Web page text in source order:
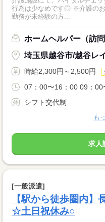
行為は少なめです◎ ※介護のお仕事ではありません ※介護施設での
勤務が未経験の方...
ホームヘルパー（訪問
埼玉県越谷市/越谷レ
時給2,300円～2,500円
07：00〜16：00 09：
シフト交代制
も
求人
[一般派遣]
【駅から徒歩圏内
☆土日祝休み○